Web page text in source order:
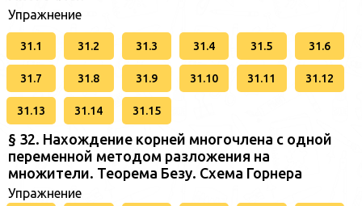
Упражнение
31.1 31.2 31.3 31.4 31.5 31.6
31.7 31.8 31.9 31.10 31.11 31.12
31.13 31.14 31.15
§ 32. Нахождение корней многочлена с одной
переменной методом разложения на
множители. Теорема Безу. Схема Горнера
Упражнение